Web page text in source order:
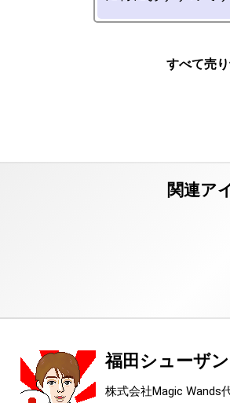
福田シューザン
株式会社Magic Wands